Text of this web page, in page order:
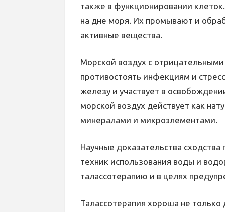
также в функционировании
на дне моря. Их промывают и
активные вещества.
Морской воздух с
противостоять инфекциям и
железу и участвует в
морской воздух действует как
минералами и микроэлементами.
Научные доказательства
техник использования воды и
талассотерапию и в целях
Талассотерапия хороша не